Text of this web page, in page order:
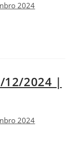
2024
12/2024 |
2024